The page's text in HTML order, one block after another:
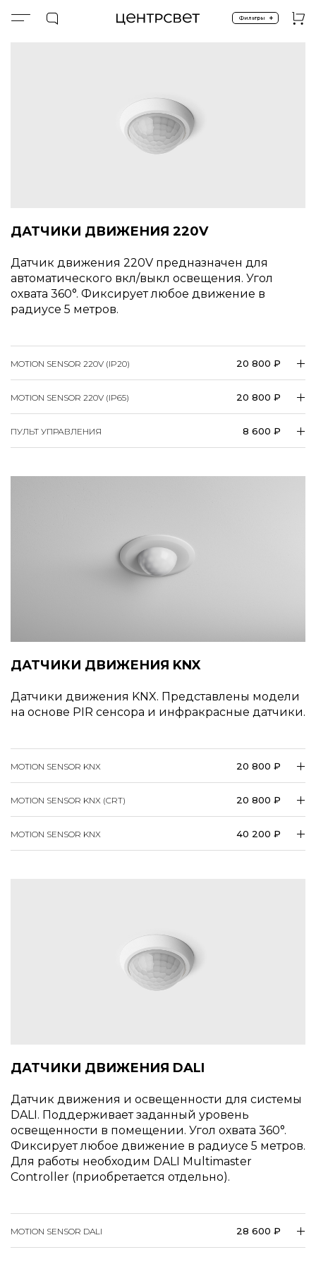
Фильтры +
ДАТЧИКИ ДВИЖЕНИЯ 220V
Датчик движения 220V предназначен для
автоматического вкл/выкл освещения. Угол
охвата 360°. Фиксирует любое движение в
радиусе 5 метров.
MOTION SENSOR 220V (IP20) 20 800 ₽
MOTION SENSOR 220V (IP65) 20 800 ₽
ПУЛЬТ УПРАВЛЕНИЯ 8 600 ₽
ДАТЧИКИ ДВИЖЕНИЯ KNX
Датчики движения KNX. Представлены модели
на основе PIR сенсора и инфракрасные датчики.
MOTION SENSOR KNX 20 800 ₽
MOTION SENSOR KNX (CRT) 20 800 ₽
MOTION SENSOR KNX 40 200 ₽
ДАТЧИКИ ДВИЖЕНИЯ DALI
Датчик движения и освещенности для системы
DALI. Поддерживает заданный уровень
освещенности в помещении. Угол охвата 360°.
Фиксирует любое движение в радиусе 5 метров.
Для работы необходим DALI Multimaster
Controller (приобретается отдельно).
MOTION SENSOR DALI 28 600 ₽